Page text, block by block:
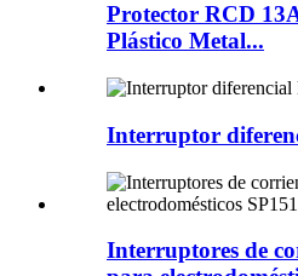
Protector RCD
Plástico Metal...
Interruptor
Interruptores de